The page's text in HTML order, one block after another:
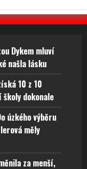
Dykem mluví
našla lásku
10 z 10
dokonale
úzkého výběru
měly
za menší,